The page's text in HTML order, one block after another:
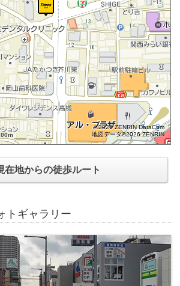
©2026 ZENRIN DataCom
地図データ©2026 ZENRIN
在地からの徒歩ルート
トギャラリー